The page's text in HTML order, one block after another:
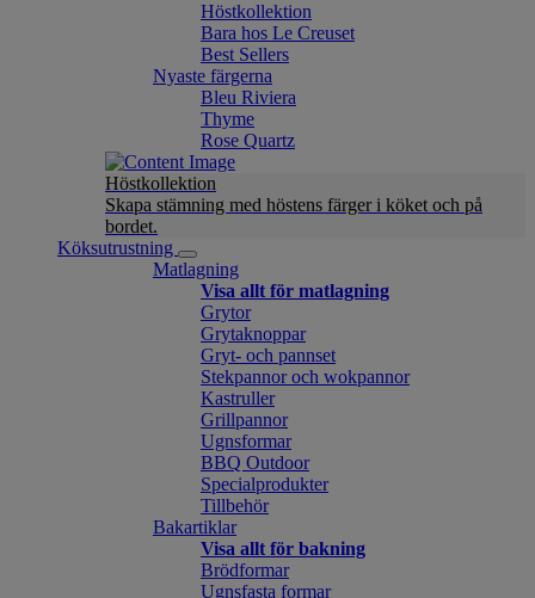
Höstkollektion
Bara hos Le Creuset
Best Sellers
Nyaste färgerna
Bleu Riviera
Thyme
Rose Quartz
Höstkollektion
Skapa stämning med höstens färger i köket och på
bordet.
Köksutrustning
Matlagning
Visa allt för matlagning
Grytor
Grytaknoppar
Gryt- och pannset
Stekpannor och wokpannor
Kastruller
Grillpannor
Ugnsformar
BBQ Outdoor
Specialprodukter
Tillbehör
Bakartiklar
Visa allt för bakning
Brödformar
Ugnsfasta formar